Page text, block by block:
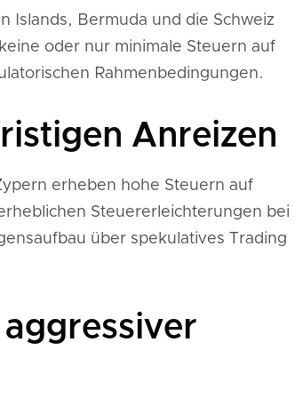
Islands, Bermuda und die Schweiz
oder nur minimale Steuern auf
Rahmenbedingungen.
Anreizen
erheben hohe Steuern auf
Steuererleichterungen bei
über spekulatives Trading